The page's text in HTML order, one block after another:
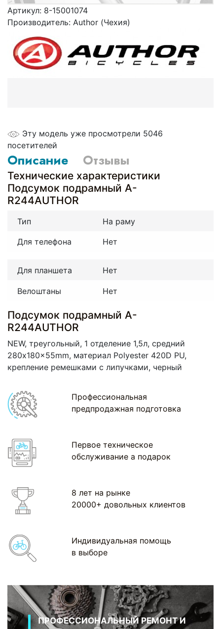
Артикул: 8-15001074
Производитель: Author (Чехия)
Эту модель уже просмотрели 5046
посетителей
Описание Отзывы
Технические характеристики
Подсумок подрамный A-
R244AUTHOR
Тип На раму
Для телефона Нет
Для планшета Нет
Велоштаны Нет
Подсумок подрамный A-
R244AUTHOR
NEW, треугольный, 1 отделение 1,5л, средний
280x180x55mm, материал Polyester 420D PU,
крепление ремешками с липучками, черный
Профессиональная
предпродажная подготовка
Первое техническое
обслуживание а подарок
8 лет на рынке
20000+ довольных клиентов
Индивидуальная помощь
в выборе
ПРОФЕССИОНАЛЬНЫЙ РЕМОНТ И